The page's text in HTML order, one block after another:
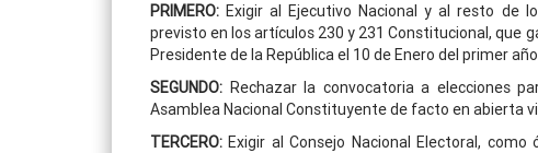
PRIMERO: Exigir al Ejecutivo Nacional y al resto de
previsto en los artículos 230 y 231 Constitucional, que
Presidente de la República el 10 de Enero del primer
SEGUNDO: Rechazar la convocatoria a elecciones
Asamblea Nacional Constituyente de facto en abierta
TERCERO:Exigir al Consejo Nacional Electoral,